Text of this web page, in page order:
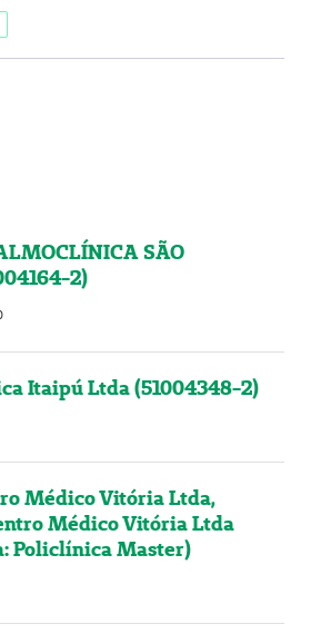
SÃO
2)
Itaipú Ltda (51004348-2)
Médico Vitória Ltda,
Médico Vitória Ltda
Policlínica Master)